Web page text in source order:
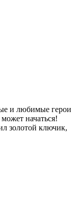
и любимые герои
начаться!
золотой ключик,